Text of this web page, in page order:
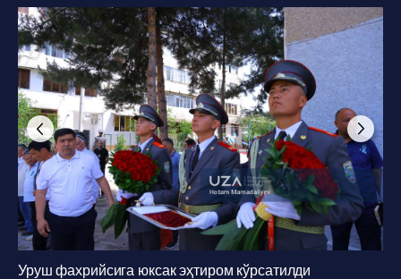
Уруш фахрийсига юксак эҳтиром кўрсатилди